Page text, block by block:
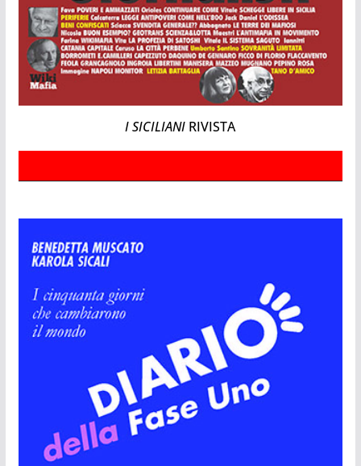
I SICILIANI RIVISTA